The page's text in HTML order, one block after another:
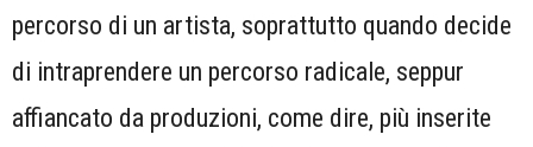
percorso di un artista, soprattutto quando decide
di intraprendere un percorso radicale, seppur
affiancato da produzioni, come dire, più inserite